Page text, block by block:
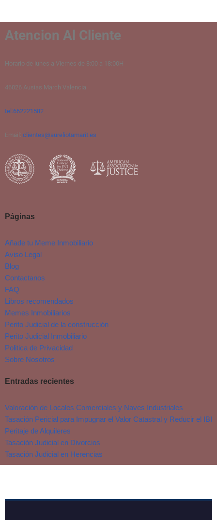
Atencion Al Cliente
Horario de lunes a Viernes de 8:00 a 18:00H
46026 Ausias March Valencia
tel:662221582
Email: clientes@aureliotamarit.es
Páginas
Añade tu Meme Inmobiliario
Aviso Legal
Blog
Contactanos
FAQ
Libros recomendados
Memes Inmobiliarios
Perito Judicial de la construcción
Perito Judicial Inmobiliario
Politica de Privacidad
Sobre Nosotros
Entradas recientes
Valoración de Locales Comerciales y Naves Industriales
Tasación Pericial para Impugnar el Valor Catastral y Reducir el IBI
Peritaje de Alquileres
Tasación Judicial en Divorcios
Tasación Judicial en Herencias